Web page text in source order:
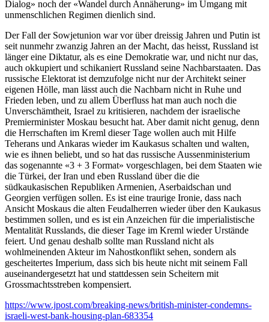
Dialog» noch der «Wandel durch Annäherung» im Umgang mit
unmenschlichen Regimen dienlich sind.
Der Fall der Sowjetunion war vor über dreissig Jahren und Putin ist
seit nunmehr zwanzig Jahren an der Macht, das heisst, Russland ist
länger eine Diktatur, als es eine Demokratie war, und nicht nur das,
auch okkupiert und schikaniert Russland seine Nachbarstaaten. Das
russische Elektorat ist demzufolge nicht nur der Architekt seiner
eigenen Hölle, man lässt auch die Nachbarn nicht in Ruhe und
Frieden leben, und zu allem Überfluss hat man auch noch die
Unverschämtheit, Israel zu kritisieren, nachdem der israelische
Premierminister Moskau besucht hat. Aber damit nicht genug, denn
die Herrschaften im Kreml dieser Tage wollen auch mit Hilfe
Teherans und Ankaras wieder im Kaukasus schalten und walten,
wie es ihnen beliebt, und so hat das russische Aussenministerium
das sogenannte «3 + 3 Format» vorgeschlagen, bei dem Staaten wie
die Türkei, der Iran und eben Russland über die die
südkaukasischen Republiken Armenien, Aserbaidschan und
Georgien verfügen sollen. Es ist eine traurige Ironie, dass nach
Ansicht Moskaus die alten Feudalherren wieder über den Kaukasus
bestimmen sollen, und es ist ein Anzeichen für die imperialistische
Mentalität Russlands, die dieser Tage im Kreml wieder Urstände
feiert. Und genau deshalb sollte man Russland nicht als
wohlmeinenden Akteur im Nahostkonflikt sehen, sondern als
gescheitertes Imperium, dass sich bis heute nicht mit seinem Fall
auseinandergesetzt hat und stattdessen sein Scheitern mit
Grossmachtsstreben kompensiert.
https://www.jpost.com/breaking-news/british-minister-condemns-
israeli-west-bank-housing-plan-683354